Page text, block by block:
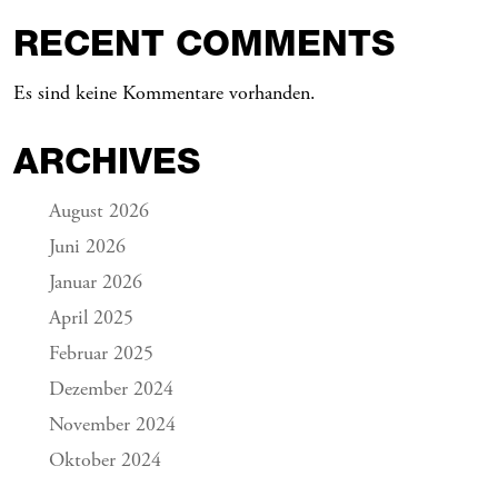
RECENT COMMENTS
Es sind keine Kommentare vorhanden.
ARCHIVES
August 2026
Juni 2026
Januar 2026
April 2025
Februar 2025
Dezember 2024
November 2024
Oktober 2024